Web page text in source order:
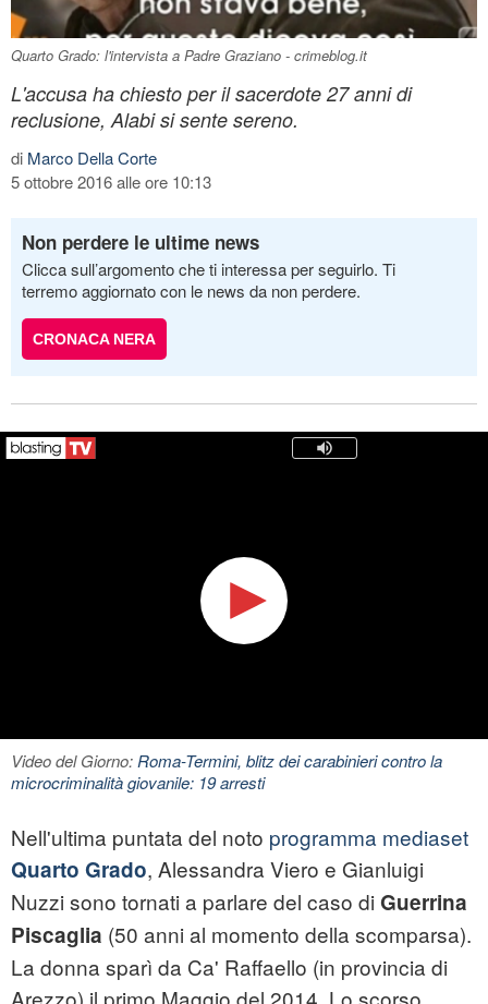
Quarto Grado: l'intervista a Padre Graziano - crimeblog.it
L'accusa ha chiesto per il sacerdote 27 anni di
reclusione, Alabi si sente sereno.
di Marco Della Corte
5 ottobre 2016 alle ore 10:13
Non perdere le ultime news
Clicca sull’argomento che ti interessa per seguirlo. Ti
terremo aggiornato con le news da non perdere.
CRONACA NERA
Video del Giorno:Roma-Termini, blitz dei carabinieri contro la
microcriminalità giovanile: 19 arresti
Nell'ultima puntata del noto programma mediaset
Quarto Grado, Alessandra Viero e Gianluigi
Nuzzi sono tornati a parlare del caso di Guerrina
Piscaglia (50 anni al momento della scomparsa).
La donna sparì da Ca' Raffaello (in provincia di